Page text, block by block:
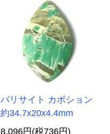
バリサイト カボション
約34.7x20x4.4mm
8,096円(税736円)